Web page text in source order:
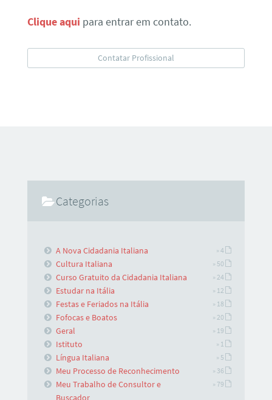
Clique aqui para entrar em contato.
Categorias
A Nova Cidadania Italiana » 4
Cultura Italiana » 50
Curso Gratuito da Cidadania Italiana » 24
Estudar na Itália » 12
Festas e Feriados na Itália » 18
Fofocas e Boatos » 20
Geral » 19
Istituto » 1
Língua Italiana » 5
Meu Processo de Reconhecimento » 36
Meu Trabalho de Consultor e
Buscador
» 79